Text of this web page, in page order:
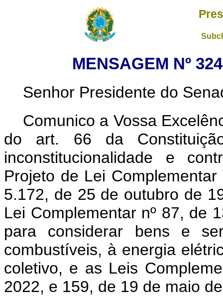
MENSAGEM Nº
Senhor Presidente do
Comunico a Vossa
do art. 66 da
inconstitucionalidade e
Projeto de Lei
5.172, de 25 de outubro de
Lei Complementar nº 87, de
para considerar bens e
combustíveis, à energia
coletivo, e as Leis
2022, e 159, de 19 de maio